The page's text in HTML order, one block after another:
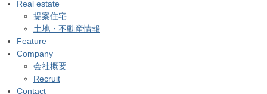
Real estate
提案住宅
土地・不動産情報
Feature
Company
会社概要
Recruit
Contact